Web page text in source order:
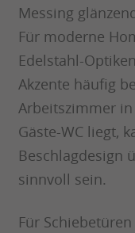
Messing
Für moderne
Edelstahl-
Akzente häufig
Arbeitszimmer
Gäste-WC liegt,
Beschlagdesign
sinnvoll sein.
Für